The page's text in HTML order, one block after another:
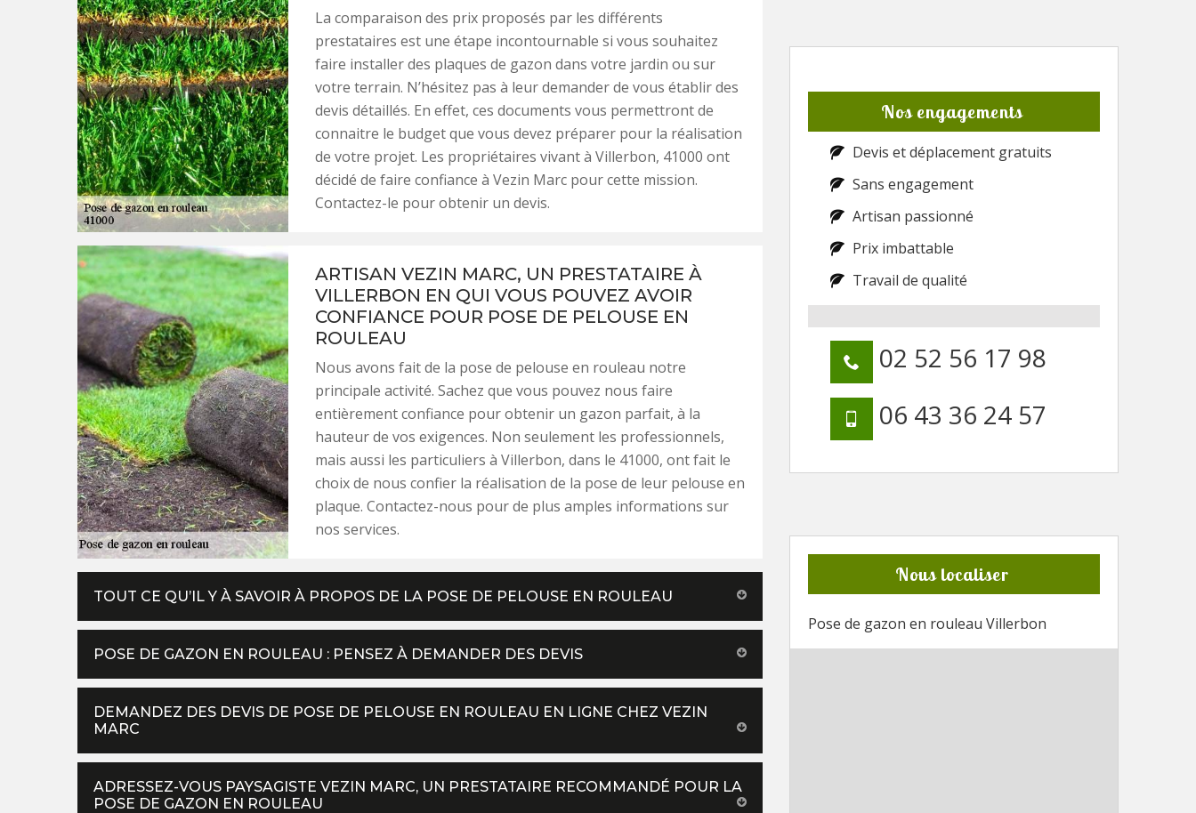
La comparaison des prix proposés par les différents
prestataires est une étape incontournable si vous souhaitez
faire installer des plaques de gazon dans votre jardin ou sur
votre terrain. N’hésitez pas à leur demander de vous établir des
devis détaillés. En effet, ces documents vous permettront de
connaitre le budget que vous devez préparer pour la réalisation
de votre projet. Les propriétaires vivant à Villerbon, 41000 ont
décidé de faire confiance à Vezin Marc pour cette mission.
Contactez-le pour obtenir un devis.
ARTISAN VEZIN MARC, UN PRESTATAIRE À
VILLERBON EN QUI VOUS POUVEZ AVOIR
CONFIANCE POUR POSE DE PELOUSE EN
ROULEAU
Nous avons fait de la pose de pelouse en rouleau notre
principale activité. Sachez que vous pouvez nous faire
entièrement confiance pour obtenir un gazon parfait, à la
hauteur de vos exigences. Non seulement les professionnels,
mais aussi les particuliers à Villerbon, dans le 41000, ont fait le
choix de nous confier la réalisation de la pose de leur pelouse en
plaque. Contactez-nous pour de plus amples informations sur
nos services.
TOUT CE QU’IL Y À SAVOIR À PROPOS DE LA POSE DE PELOUSE EN ROULEAU
POSE DE GAZON EN ROULEAU : PENSEZ À DEMANDER DES DEVIS
DEMANDEZ DES DEVIS DE POSE DE PELOUSE EN ROULEAU EN LIGNE CHEZ VEZIN
MARC
ADRESSEZ-VOUS PAYSAGISTE VEZIN MARC, UN PRESTATAIRE RECOMMANDÉ POUR LA
POSE DE GAZON EN ROULEAU
Nos engagements
Devis et déplacement gratuits
Sans engagement
Artisan passionné
Prix imbattable
Travail de qualité
02 52 56 17 98
06 43 36 24 57
Nous localiser
Pose de gazon en rouleau Villerbon